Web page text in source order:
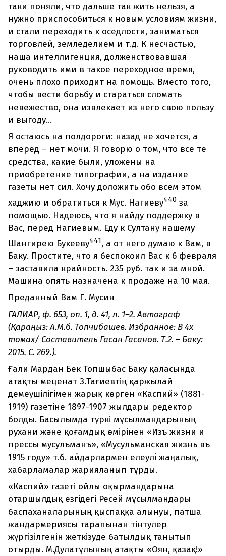
таки поняли, что дальше так жить нельзя, а
нужно приспособиться к новым условиям жизни,
и стали переходить к оседлости, заниматься
торговлей, земледелием и т.д. К несчастью,
наша интеллигенция, долженствовавшая
руководить ими в такое переходное время,
очень плохо приходит на помощь. Вместо того,
чтобы вести борьбу и стараться сломать
невежество, она извлекает из него свою пользу
и выгоду...
Я остаюсь на полдороги: назад не хочется, а
вперед – нет мочи. Я говорю о том, что все те
средства, какие были, уложены на
приобретение типографии, а на издание
газеты нет сил. Хочу доложить обо всем этом
хаджию и обратиться к Мус. Нагиеву440 за
помощью. Надеюсь, что я найду поддержку в
Вас, перед Нагиевым. Еду к Султану нашему
Шангирею Букееву441, а от него думаю к Вам, в
Баку. Простите, что я беспокоил Вас к 6 февраля
– заставила крайность. 235 руб. так и за мной.
Машина опять назначена к продаже на 10 мая.
Преданный Вам Г. Мусин
ГАЛИАР, ф. 653, оn. 1, д. 41, л. 1–2. Автограф
(Қараңыз: А.М.б. Топчибашев. Избранное: В 4х
томах/ Составитель Гасан Гасанов. Т.2. – Баку:
2015. С. 269.).
Ғали Мардан Бек Топшыбас Баку қаласында
атақты меценат З.Тағиевтің қаржылай
демеушілігімен жарық көрген «Каспий» (1881-
1919) газетіне 1897-1907 жылдары редектор
болды. Басылымда түркі мұсылмандарының
рухани және қоғамдық өмірінен «Изъ жизни и
прессы мусулъманъ», «Мусульманская жизнь въ
1915 году» т.б. айдарлармен елеулі жаңалық,
хабарламалар жарияланып тұрды.
«Каспий» газеті ойлы оқырмандарына
отаршылдық езгідегі Ресей мұсылмандары
баспаханаларының қыспаққа алынуы, патша
жандармериясы тарапынан тінтулер
жүргізілгенін жеткізуде батылдық танытып
отырды. М.Дулатұлының атақты «Оян, қазақ!»